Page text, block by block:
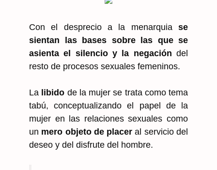
Con el desprecio a la menarquia se
sientan las bases sobre las que se
asienta el silencio y la negación del
resto de procesos sexuales femeninos.
La libido de la mujer se trata como tema
tabú, conceptualizando el papel de la
mujer en las relaciones sexuales como
un mero objeto de placer al servicio del
deseo y del disfrute del hombre.